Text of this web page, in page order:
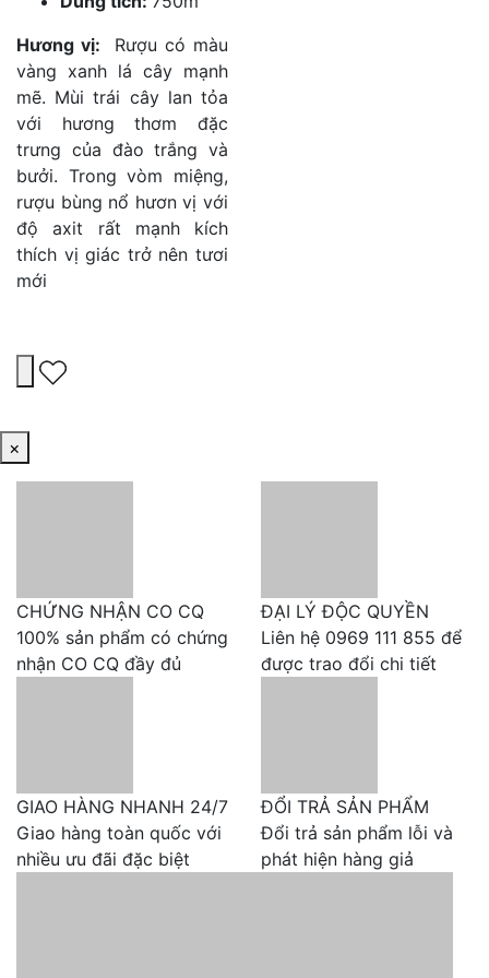
tiếng nhất của Argentina
Nguồn gốc giống nho Malbec
hồn quốc túy.
Malbec Argentina khác Malbec
Hương vị: Rượu có màu
vàng xanh lá cây mạnh
mẽ. Mùi trái cây lan tỏa
với hương thơm đặc
trưng của đào trắng và
bưởi. Trong vòm miệng,
rượu bùng nổ hươn vị với
độ axit rất mạnh kích
thích vị giác trở nên tươi
mới
×
CHỨNG NHẬN CO CQ
100% sản phẩm có chứng
nhận CO CQ đầy đủ
ĐẠI LÝ ĐỘC QUYỀN
Liên hệ 0969 111 855 để
được trao đổi chi tiết
GIAO HÀNG NHANH 24/7
Giao hàng toàn quốc với
nhiều ưu đãi đặc biệt
ĐỔI TRẢ SẢN PHẨM
Đổi trả sản phẩm lỗi và
phát hiện hàng giả